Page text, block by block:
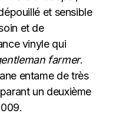
et sensible
et de
vinyle qui
farmer.
entame de très
un deuxième